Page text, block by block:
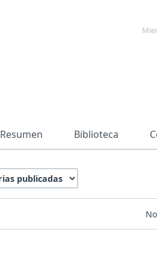
Resumen Biblioteca